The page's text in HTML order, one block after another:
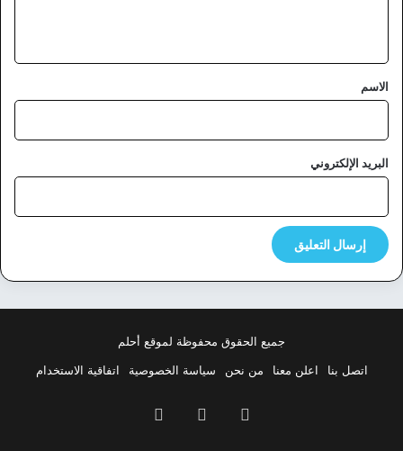
*
الاسم
البريد الإلكتروني
جميع الحقوق محفوظة لموقع أحلم
اتصل بنا
اعلن معنا من نحن سياسة الخصوصية اتفاقية الاستخدام
فيسبوك